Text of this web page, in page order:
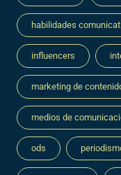
habilidades
influencers
marketing de
medios de
ods